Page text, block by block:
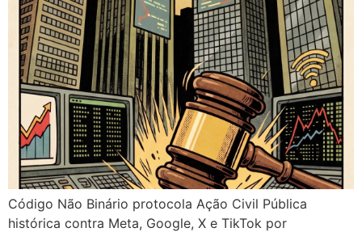
Código Não Binário protocola Ação Civil Pública
histórica contra Meta, Google, X e TikTok por